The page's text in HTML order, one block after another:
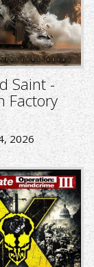
Saint -
Factory
2026